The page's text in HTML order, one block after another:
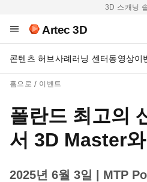
3D 스캐닝
Artec 3D
콘텐츠 허브사례러닝 센터동영상이
홈으로 이벤트
폴란드 최고의
서 3D Master
2025년 6월 3일
| MTP